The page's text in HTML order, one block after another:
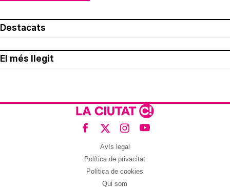
Destacats
El més llegit
Avís legal
Política de privacitat
Política de cookies
Qui som